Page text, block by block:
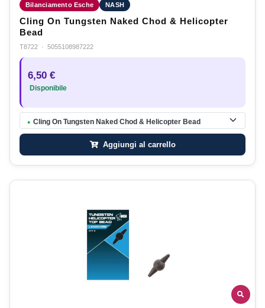
Bilanciamento Esche NASH
Cling On Tungsten Naked Chod & Helicopter
Bead
T8722 · 5055108987222
6,50 €
Disponibile
● Cling On Tungsten Naked Chod & Helicopter Bead
Aggiungi al carrello